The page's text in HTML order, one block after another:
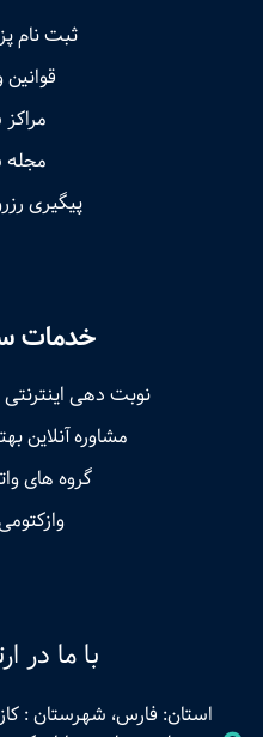
ثبت نام
پیگیری
خدمات
نوبت‌ دهی اینترنتی
مشاوره آنلاین
گروه های
با ما در
استان: فارس، شهرستان :